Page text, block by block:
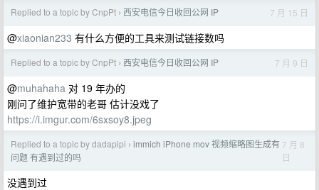
Replied to a topic by CnpPt › 西安电信今日收回公网 IP 7 月 15 日
@xiaonian233 有什么方便的工具来测试链接数吗
Replied to a topic by CnpPt › 西安电信今日收回公网 IP 7 月 9 日
@muhahaha 对 19 年办的
刚问了维护宽带的老哥 估计没戏了
https://i.imgur.com/6sxsoy8.jpeg
Replied to a topic by dadapipi › immich iPhone mov 视频缩略图生成有
问题 有遇到过的吗
7 月 8
日
没遇到过